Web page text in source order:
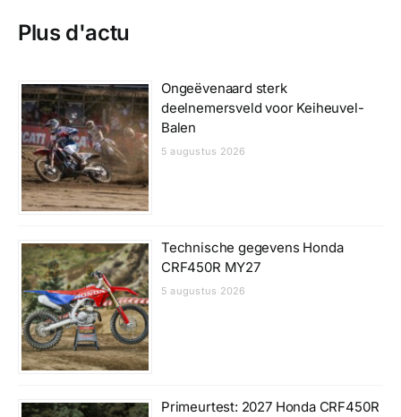
Plus d'actu
Ongeëvenaard sterk
deelnemersveld voor Keiheuvel-
Balen
5 augustus 2026
Technische gegevens Honda
CRF450R MY27
5 augustus 2026
Primeurtest: 2027 Honda CRF450R